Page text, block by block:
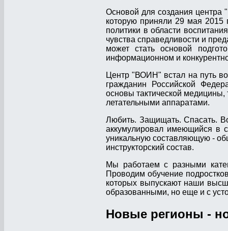
Основой для создания центра
которую приняли 29 мая 2015
политики в области
чувства справедливости и
может стать основой
информационном и
Центр "ВОИН" встал на путь
гражданин Российской
основы тактической медицины,
летательными аппаратами.
Любить. Защищать. Спасать.
аккумулировал имеющийся в
уникальную составляющую -
инструкторский состав.
Мы работаем с разными
Проводим обучение
которых выпускают наши
образованными, но еще и с
Новые регионы -